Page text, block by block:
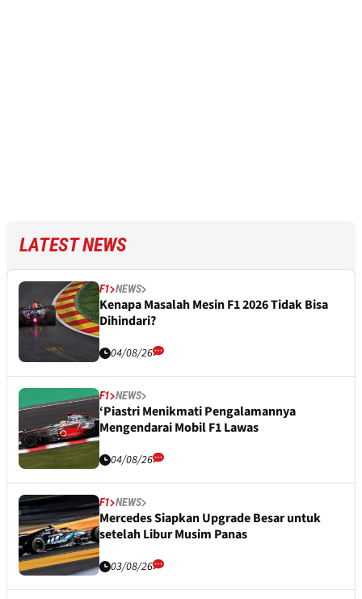
LATEST NEWS
F1 NEWS
Kenapa Masalah Mesin F1 2026 Tidak Bisa
Dihindari?
04/08/26
F1 NEWS
‘Piastri Menikmati Pengalamannya
Mengendarai Mobil F1 Lawas
04/08/26
F1 NEWS
Mercedes Siapkan Upgrade Besar untuk
setelah Libur Musim Panas
03/08/26